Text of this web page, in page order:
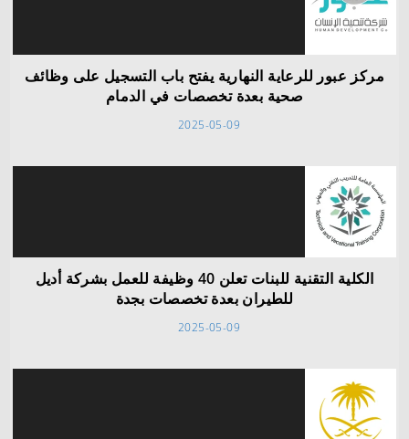
مركز عبور للرعاية النهارية يفتح باب التسجيل على وظائف
صحية بعدة تخصصات في الدمام
2025-05-09
الكلية التقنية للبنات تعلن 40 وظيفة للعمل بشركة أديل
للطيران بعدة تخصصات بجدة
2025-05-09